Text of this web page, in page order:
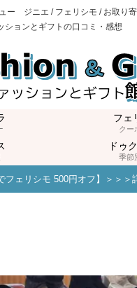
ー ジニエ / フェリシモ / お取り
ションとギフトの口コミ・感想
フェ
クー
ドゥ
季節
フェリシモ 500円オフ】＞＞＞